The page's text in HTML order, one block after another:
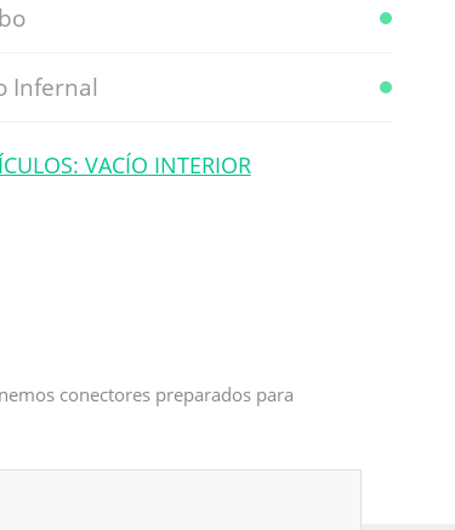
Infernal
VACÍO INTERIOR
conectores preparados para